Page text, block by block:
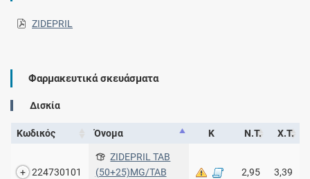
ZIDEPRIL
Φαρμακευτικά σκευάσματα
Δισκία
Κωδικός Όνομα Κ Ν.Τ. Χ.Τ.
224730101
ZIDEPRIL TAB
(50+25)MG/TAB
2,95 3,39